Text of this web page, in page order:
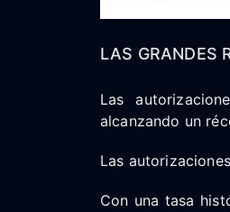
LAS GRANDES
Las
alcanzando un
Las
Con una tasa